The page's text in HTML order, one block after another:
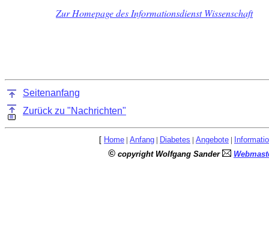
Zur Homepage des Informationsdienst Wissenschaft
Seitenanfang
Zurück zu "Nachrichten"
[ Home | Anfang | Diabetes | Angebote |
© copyright Wolfgang Sander